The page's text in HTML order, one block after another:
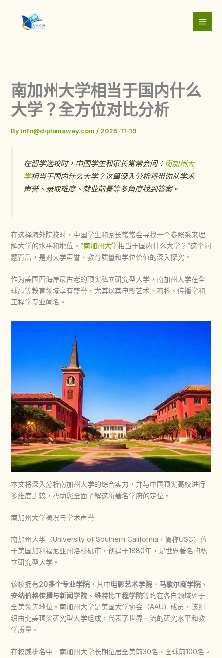
content
南加州大学相当于国内什么
大学？全方位对比分析
By info@diplomaway.com / 2025-11-19
在留学选校时，中国学生和家长常常会问： 南加州大
学相当于国内什么大学？这篇深入分析将带你从学术
声誉、录取难度、就业前景等多角度找到答案。
在选择海外院校时，中国学生和家长常常会寻找一个参照系来理
解大学的水平和地位。”南加州大学相当于国内什么大学？”这个问
题背后，是对大学声誉、教育质量和学位价值的深入探究。
作为美国西海岸最古老的顶尖私立研究型大学，南加州大学在全
球高等教育领域享有盛誉，尤其以其电影艺术、商科、传播学和
工程学专业闻名。
本文将深入分析南加州大学的综合实力，并与中国顶尖高校进行
多维度比较，帮助您全面了解这所著名学府的定位。
南加州大学概况与学术声誉
南加州大学（University of Southern California，简称USC）位
于美国加利福尼亚州洛杉矶市，创建于1880年，是世界著名的私
立研究型大学。
该校拥有20多个专业学院，其中电影艺术学院、 马歇尔商学院、
安纳伯格传播与新闻学院、 维特比工程学院等均在各自领域处于
全美领先地位。南加州大学是美国大学协会（AAU）成员，该组
织由北美顶尖研究型大学组成，代表了世界一流的研究水平和教
学质量。
在权威排名中，南加州大学长期位居全美前30名，全球前100名。